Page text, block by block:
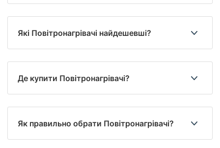
Які Повітронагрівачі найдешевші?
Де купити Повітронагрівачі?
Як правильно обрати Повітронагрівачі?